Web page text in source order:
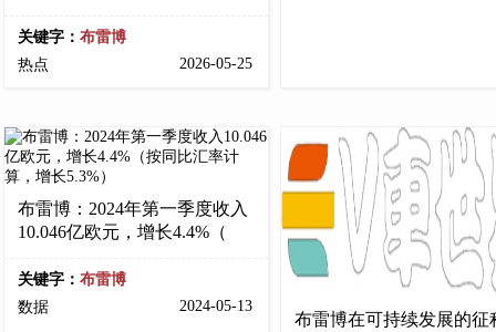
关键字： 布雷博
热点
2026-05-25
布雷博：2024年第一季度收入
10.046亿欧元，增长4.4%（
关键字： 布雷博
数据
2024-05-13
布雷博在可持续发展的征